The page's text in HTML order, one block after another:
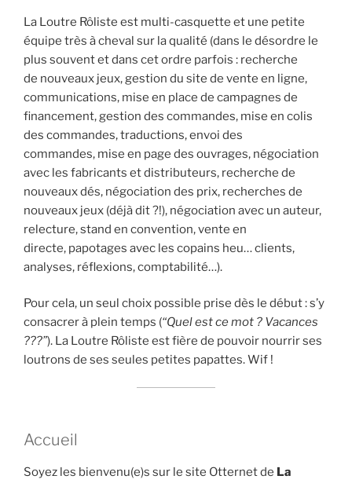
La Loutre Rôliste est multi-casquette et une petite
équipe très à cheval sur la qualité (dans le désordre le
plus souvent et dans cet ordre parfois : recherche
de nouveaux jeux, gestion du site de vente en ligne,
communications, mise en place de campagnes de
financement, gestion des commandes, mise en colis
des commandes, traductions, envoi des
commandes, mise en page des ouvrages, négociation
avec les fabricants et distributeurs, recherche de
nouveaux dés, négociation des prix, recherches de
nouveaux jeux (déjà dit ?!), négociation avec un auteur,
relecture, stand en convention, vente en
directe, papotages avec les copains heu… clients,
analyses, réflexions, comptabilité…).
Pour cela, un seul choix possible prise dès le début : s’y
consacrer à plein temps (“Quel est ce mot ? Vacances
???”). La Loutre Rôliste est fière de pouvoir nourrir ses
loutrons de ses seules petites papattes. Wif !
Accueil
Soyez les bienvenu(e)s sur le site Otternet de La